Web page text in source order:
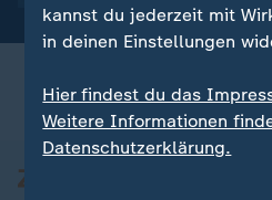
kannst du jederzeit mit
in deinen Einstellungen
Hier findest du das
Weitere Informationen
Datenschutzerklärung.